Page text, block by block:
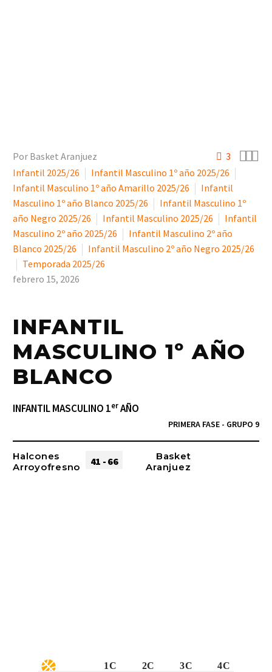
3 
Por Basket Aranjuez
Infantil 2025/26
Infantil Masculino 1º año 2025/26
Infantil Masculino 1º año Amarillo 2025/26
Infantil
Masculino 1º año Blanco 2025/26
Infantil Masculino 1º
año Negro 2025/26
Infantil Masculino 2025/26
Infantil
Masculino 2º año 2025/26
Infantil Masculino 2º año
Blanco 2025/26
Infantil Masculino 2º año Negro 2025/26
Temporada 2025/26
febrero 15, 2026
INFANTIL
MASCULINO 1º AÑO
BLANCO
INFANTIL MASCULINO 1erAÑO
PRIMERA FASE - GRUPO 9
Halcones
Arroyofresno
41 - 66
Basket
Aranjuez
1C 2C 3C 4C